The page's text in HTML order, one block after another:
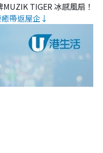
TIGER 冰感風扇！
帶返屋企↓